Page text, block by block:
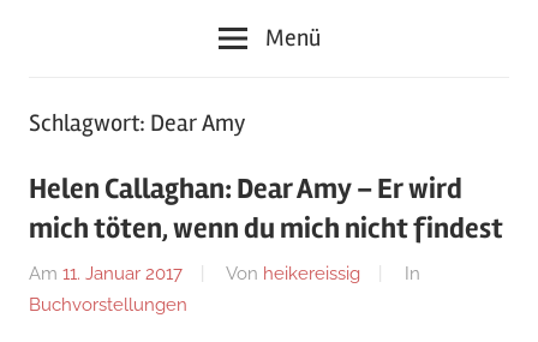
Menü
Schlagwort: Dear Amy
Helen Callaghan: Dear Amy – Er wird
mich töten, wenn du mich nicht findest
Am 11. Januar 2017 Von heikereissig
In
Buchvorstellungen